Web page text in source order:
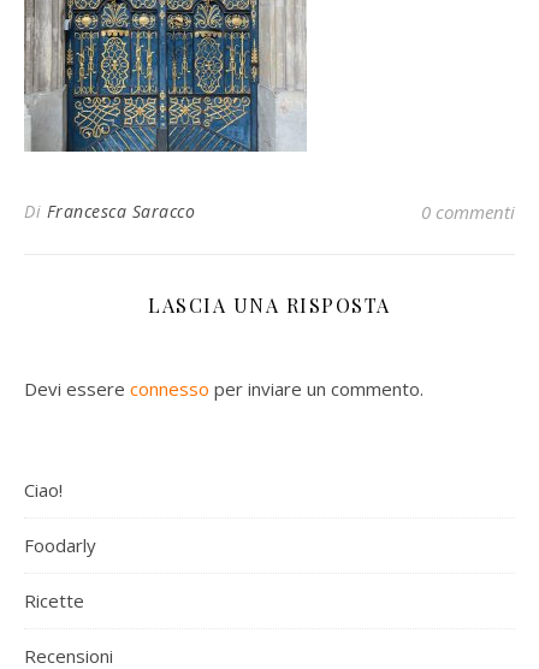
Di Francesca Saracco 0 commenti
LASCIA UNA RISPOSTA
Devi essere connesso per inviare un commento.
Ciao!
Foodarly
Ricette
Recensioni